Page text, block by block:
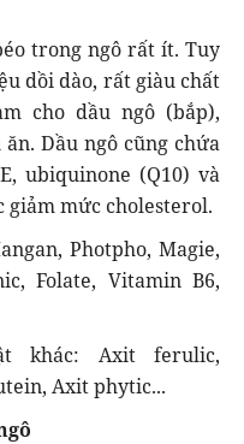
trong ngô rất ít. Tuy
dồi dào, rất giàu chất
cho dầu ngô (bắp),
Dầu ngô cũng chứa
ubiquinone (Q10) và
giảm mức cholesterol.
Photpho, Magie,
Folate, Vitamin B6,
khác: Axit ferulic,
Axit phytic...